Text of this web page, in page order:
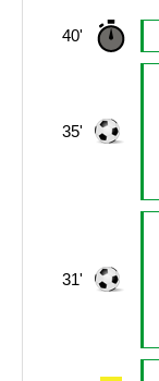
40'
35'
31'